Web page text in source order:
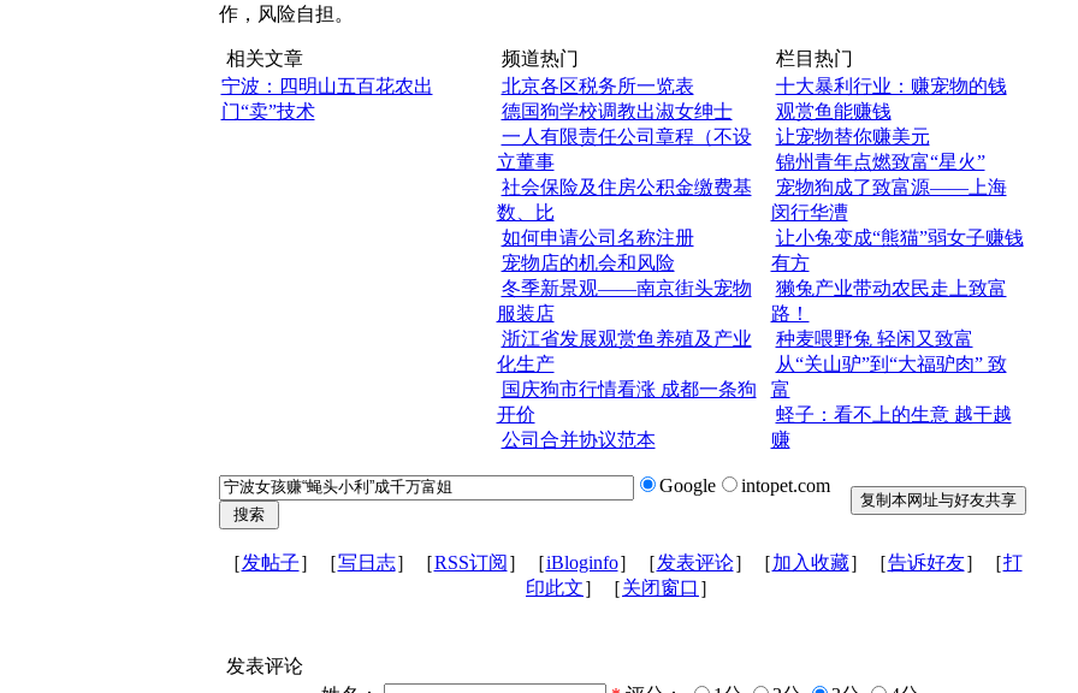
作，风险自担。
相关文章
宁波：四明山五百花农出
门“卖”技术
频道热门
北京各区税务所一览表
德国狗学校调教出淑女绅士
一人有限责任公司章程（不设
立董事
社会保险及住房公积金缴费基
数、比
如何申请公司名称注册
宠物店的机会和风险
冬季新景观——南京街头宠物
服装店
浙江省发展观赏鱼养殖及产业
化生产
国庆狗市行情看涨 成都一条狗
开价
公司合并协议范本
栏目热门
十大暴利行业：赚宠物的钱
观赏鱼能赚钱
让宠物替你赚美元
锦州青年点燃致富“星火”
宠物狗成了致富源——上海
闵行华漕
让小兔变成“熊猫”弱女子赚钱
有方
獭兔产业带动农民走上致富
路！
种麦喂野兔 轻闲又致富
从“关山驴”到“大福驴肉” 致
富
蛏子：看不上的生意 越干越
赚
Google intopet.com
［发帖子］［写日志］［RSS订阅 ］［iBloginfo］［发表评论］［加入收藏］［告诉好友］［打
印此文］［关闭窗口 ］
发表评论